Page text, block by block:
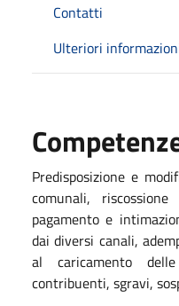
Contatti
Ulteriori
Predisposizione e
comunali,
pagamento e
dai diversi canali,
al caricamento
contribuenti, sgravi,